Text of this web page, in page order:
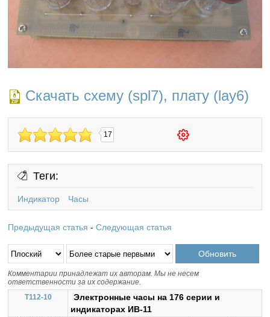
Скачать схему (spl7), плату (lay6)
17
Теги:
Индикатор Часы
Предыдущая статья -Следующая статья
Комментарии принадлежат их авторам. Мы не несем
ответственности за их содержание.
T112-10
Электронные часы на 176 серии и
индикаторах ИВ-11